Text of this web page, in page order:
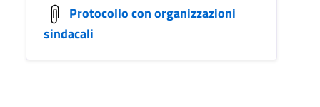
Protocollo con organizzazioni
sindacali